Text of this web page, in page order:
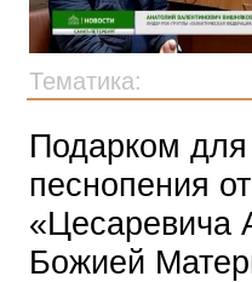
Тематика:
Подарком
песнопения
«Цесаревича
Божией